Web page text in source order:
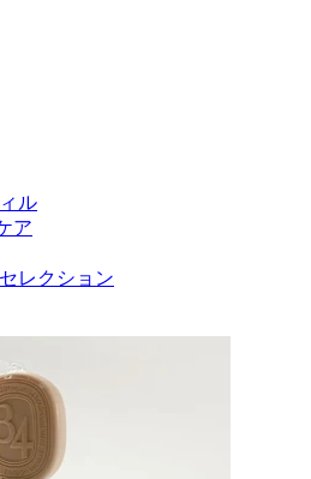
ル
ア
レクション